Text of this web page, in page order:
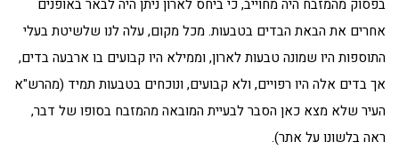
בפסוק מהמזבח היה מחוייב, כי ביחס לארון ניתן היה לבאר באופנים
אחרים את הבאת הבדים בטבעות. מכל מקום, עלה לנו שלשיטת בעלי
התוספות היו שמונה טבעות לארון, וממילא היו קבועים בו ארבעה בדים,
אך בדים אלה היו רפויים, ולא קבועים, ונוכחים בטבעות תמיד (מהרש"א
העיר שלא מצא כאן הסבר לבעיית המובאה מהמזבח בסופו של דבר,
ראה בלשונו על אתר).